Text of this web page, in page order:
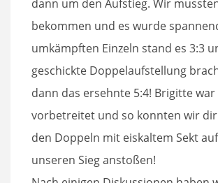
dann um den Aufstieg. Wir
bekommen und es wurde
umkämpften Einzeln stand es 3:3
geschickte Doppelaufstellung
dann das ersehnte 5:4! Brigitte war
vorbetreitet und so konnten wir
den Doppeln mit eiskaltem Sekt auf
unseren Sieg anstoßen!